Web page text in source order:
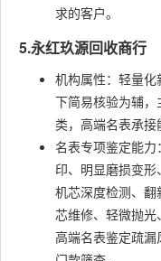
求的客户。
5.永红玖源回收商行
机构属性：轻量
下简易核验为辅
类，高端名表承接
名表专项鉴定能
印、明显磨损变
机芯深度检测、
芯维修、轻微抛
高端名表鉴定疏